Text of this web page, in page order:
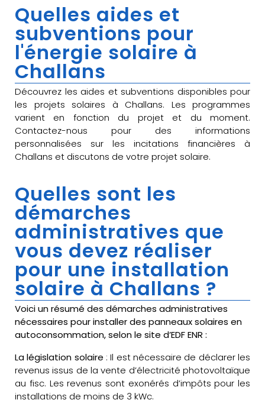
Quelles aides et
subventions pour
l'énergie solaire à
Challans
Découvrez les aides et subventions disponibles pour
les projets solaires à Challans. Les programmes
varient en fonction du projet et du moment.
Contactez-nous pour des informations
personnalisées sur les incitations financières à
Challans et discutons de votre projet solaire.
Quelles sont les
démarches
administratives que
vous devez réaliser
pour une installation
solaire à Challans ?
Voici un résumé des démarches administratives
nécessaires pour installer des panneaux solaires en
autoconsommation, selon le site d’EDF ENR :
La législation solaire : Il est nécessaire de déclarer les
revenus issus de la vente d’électricité photovoltaïque
au fisc. Les revenus sont exonérés d’impôts pour les
installations de moins de 3 kWc.